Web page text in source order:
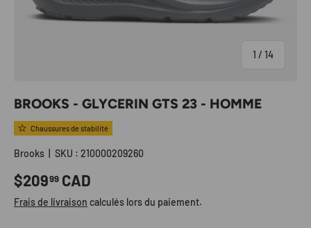
1 / de
14
BROOKS - GLYCERIN GTS 23 - HOMME
Chaussures de stabilité
Brooks SKU : 210000209260
Prix habituel
$20999 CAD
Frais de livraison calculés lors du paiement.